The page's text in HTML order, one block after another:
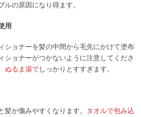
ルの原因になり得ます。
用
ショナーを髪の中間から毛先にかけて塗布
ショナーがつかないように注意してくださ
ぬるま湯でしっかりとすすぎます。
髪が傷みやすくなります。
タオルで包み込